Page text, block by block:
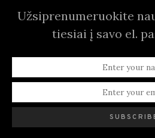
Užsiprenumeruokite
tiesiai į savo el.